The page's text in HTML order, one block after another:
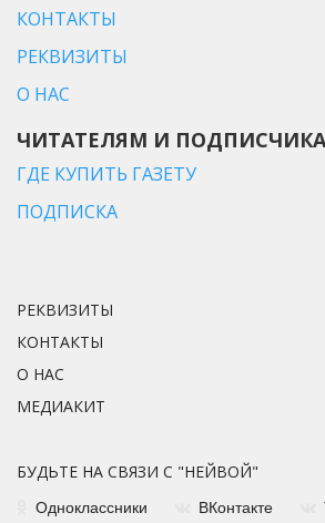
КОНТАКТЫ
РЕКВИЗИТЫ
О НАС
ЧИТАТЕЛЯМ И
ГДЕ КУПИТЬ ГАЗЕТУ
ПОДПИСКА
РЕКВИЗИТЫ
КОНТАКТЫ
О НАС
МЕДИАКИТ
БУДЬТЕ НА СВЯЗИ С "НЕЙВОЙ"
Одноклассники ВКонтакте